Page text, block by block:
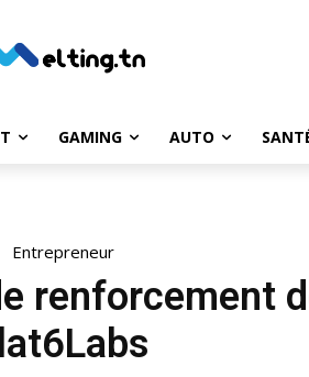
GAMING AUTO
Entrepreneur
renforcement